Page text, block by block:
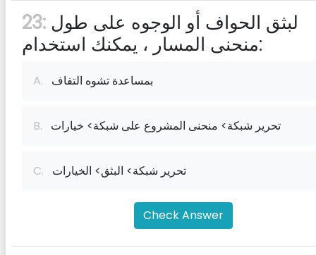
23:
منحنى المسار ، يمكنك استخدام:
A. بمساعدة تشوه التفاف
B. تحرير شبكة> منحنى المشروع على شبكة> خيارات
C. تحرير شبكة> البثق> الخيارات
Check Answer